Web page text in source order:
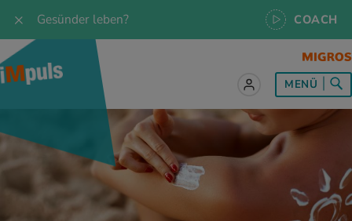
Gesünder leben? COACH
zum Thema Ernährung
zum Thema Bewegung
zum Thema Entspannung
im Alltag
zum Thema Medizin
zum Thema Services
MENÜ